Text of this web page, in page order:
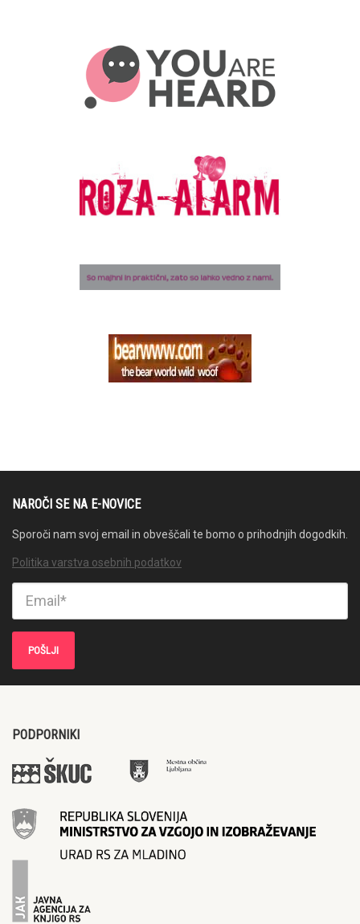
NAROČI SE NA E-NOVICE
Sporoči nam svoj email in obveščali te bomo o prihodnjih dogodkih.
Politika varstva osebnih podatkov
PODPORNIKI